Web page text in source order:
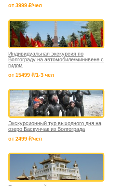
от 3999 ₽/чел
Индивидуальная экскурсия по
Волгограду на автомобиле/минивене с
гидом
от 15499 ₽/1-3 чел
Экскурсионный тур выходного дня на
озеро Баскунчак из Волгограда
от 2499 ₽/чел